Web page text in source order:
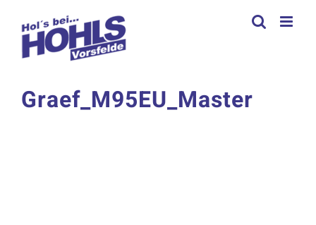
Inhalt
springen
Graef_M95EU_Master